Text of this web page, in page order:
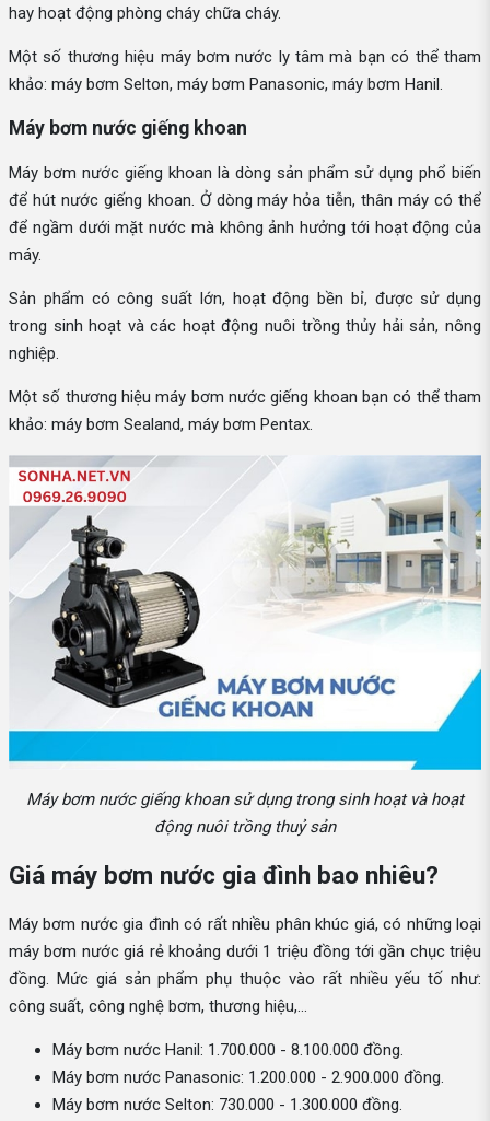
hay hoạt động phòng cháy chữa cháy.
Một số thương hiệu máy bơm nước ly tâm mà bạn có thể tham
khảo: máy bơm Selton, máy bơm Panasonic, máy bơm Hanil.
Máy bơm nước giếng khoan
Máy bơm nước giếng khoan là dòng sản phẩm sử dụng phổ biến
để hút nước giếng khoan. Ở dòng máy hỏa tiễn, thân máy có thể
để ngầm dưới mặt nước mà không ảnh hưởng tới hoạt động của
máy.
Sản phẩm có công suất lớn, hoạt động bền bỉ, được sử dụng
trong sinh hoạt và các hoạt động nuôi trồng thủy hải sản, nông
nghiệp.
Một số thương hiệu máy bơm nước giếng khoan bạn có thể tham
khảo: máy bơm Sealand, máy bơm Pentax.
Máy bơm nước giếng khoan sử dụng trong sinh hoạt và hoạt
động nuôi trồng thuỷ sản
Giá máy bơm nước gia đình bao nhiêu?
Máy bơm nước gia đình có rất nhiều phân khúc giá, có những loại
máy bơm nước giá rẻ khoảng dưới 1 triệu đồng tới gần chục triệu
đồng. Mức giá sản phẩm phụ thuộc vào rất nhiều yếu tố như:
công suất, công nghệ bơm, thương hiệu,...
Máy bơm nước Hanil: 1.700.000 - 8.100.000 đồng.
Máy bơm nước Panasonic: 1.200.000 - 2.900.000 đồng.
Máy bơm nước Selton: 730.000 - 1.300.000 đồng.